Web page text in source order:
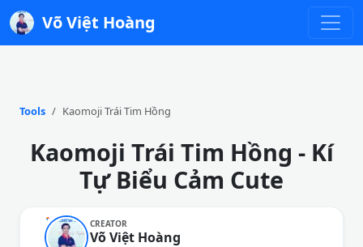
Võ Việt Hoàng
Tools Kaomoji Trái Tim Hồng
Kaomoji Trái Tim Hồng - Kí
Tự Biểu Cảm Cute
CREATOR
Võ Việt Hoàng